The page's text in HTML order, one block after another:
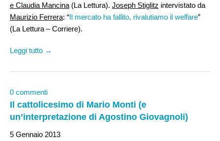
e Claudia Mancina (La Lettura). Joseph Stiglitz intervistato da
Maurizio Ferrera: “Il mercato ha fallito, rivalutiamo il welfare”
(La Lettura – Corriere).
Leggi tutto →
0 commenti
Il cattolicesimo di Mario Monti (e
un’interpretazione di Agostino Giovagnoli)
5 Gennaio 2013